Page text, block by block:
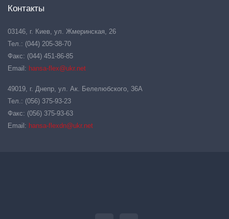
Контакты
03146, г. Киев, ул. Жмеринская, 26
Тел.: (044) 205-38-70
Факс: (044) 451-86-85
Email: hansa-flex@ukr.net
49019, г. Днепр, ул. Ак. Белелюбского, 36А
Тел.: (056) 375-93-23
Факс: (056) 375-93-63
Email: hansa-flexdn@ukr.net